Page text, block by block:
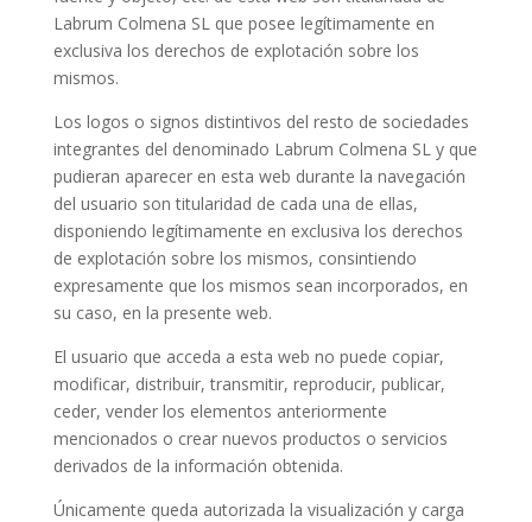
Labrum Colmena SL que posee legítimamente en
exclusiva los derechos de explotación sobre los
mismos.
Los logos o signos distintivos del resto de sociedades
integrantes del denominado Labrum Colmena SL y que
pudieran aparecer en esta web durante la navegación
del usuario son titularidad de cada una de ellas,
disponiendo legítimamente en exclusiva los derechos
de explotación sobre los mismos, consintiendo
expresamente que los mismos sean incorporados, en
su caso, en la presente web.
El usuario que acceda a esta web no puede copiar,
modificar, distribuir, transmitir, reproducir, publicar,
ceder, vender los elementos anteriormente
mencionados o crear nuevos productos o servicios
derivados de la información obtenida.
Únicamente queda autorizada la visualización y carga